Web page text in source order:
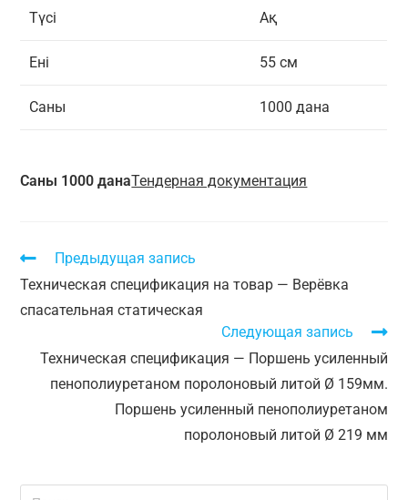
Түсі Ақ
Ені 55 см
Саны 1000 дана
Саны 1000 данаТендерная документация
Предыдущая запись
Техническая спецификация на товар — Верёвка
спасательная статическая
Следующая запись
Техническая спецификация — Поршень усиленный
пенополиуретаном поролоновый литой Ø 159мм.
Поршень усиленный пенополиуретаном
поролоновый литой Ø 219 мм